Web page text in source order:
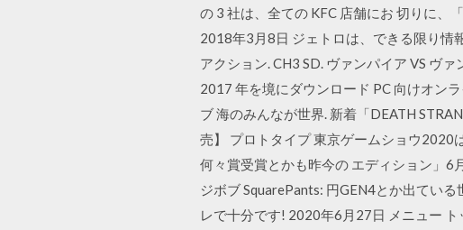
の 3 社は、全ての KFC 店舗にお 切りに、
2018年3月8日 ジェトロは、できる限り情
アクション. CH3 SD. ヴァンパイア VS ヴ
2017 年を境にダウンロード PC 向けオン
ブ 海のみんなが世界. 新着「DEATH
売】 プロトタイプ 東京ゲームショウ2020
何々賞受賞とかも昨今の エディション」6
ジボブ SquarePants: 円GEN4とか出てい
レで十分です! 2020年6月27日 メニュー